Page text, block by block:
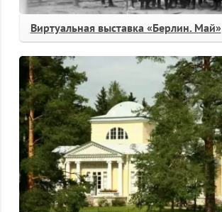
Виртуальная выставка «Берлин. Май»